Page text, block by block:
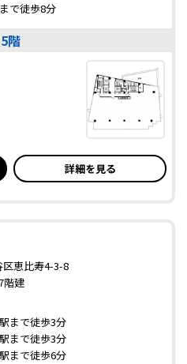
で徒歩8分
5階
詳細を見る
区恵比寿4-3-8
階建
まで徒歩3分
まで徒歩3分
まで徒歩6分